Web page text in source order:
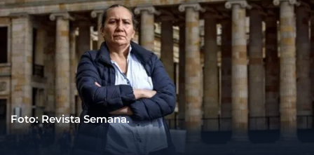
Foto: Revista Semana.